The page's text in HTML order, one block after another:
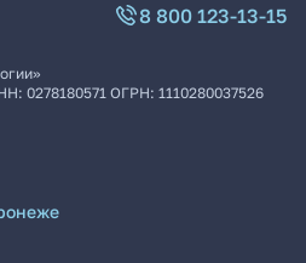
8 800 123-13-15
0278180571 ОГРН: 1110280037526